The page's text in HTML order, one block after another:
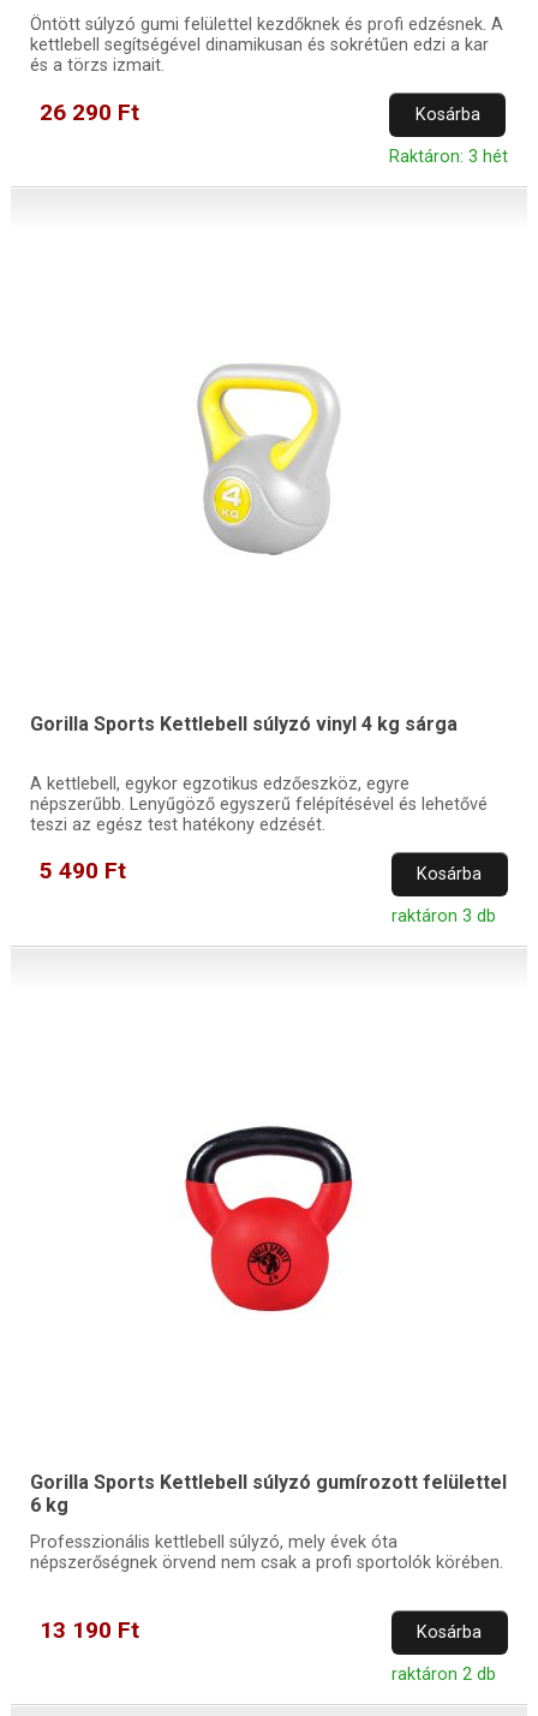
Öntött súlyzó gumi felülettel kezdőknek és profi edzésnek. A
kettlebell segítségével dinamikusan és sokrétűen edzi a kar
és a törzs izmait.
26 290 Ft Kosárba
Raktáron: 3 hét
Gorilla Sports Kettlebell súlyzó vinyl 4 kg sárga
A kettlebell, egykor egzotikus edzőeszköz, egyre
népszerűbb. Lenyűgöző egyszerű felépítésével és lehetővé
teszi az egész test hatékony edzését.
5 490 Ft Kosárba
raktáron 3 db
Gorilla Sports Kettlebell súlyzó gumírozott felülettel
6 kg
Professzionális kettlebell súlyzó, mely évek óta
népszerőségnek örvend nem csak a profi sportolók körében.
13 190 Ft Kosárba
raktáron 2 db